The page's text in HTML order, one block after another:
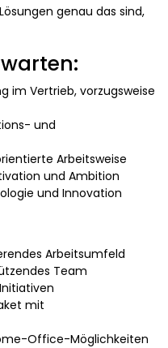
genau das sind,
im Vertrieb, vorzugsweise
und
Arbeitsweise
und Ambition
und Innovation
Arbeitsumfeld
Team
mit
Office-Möglichkeiten